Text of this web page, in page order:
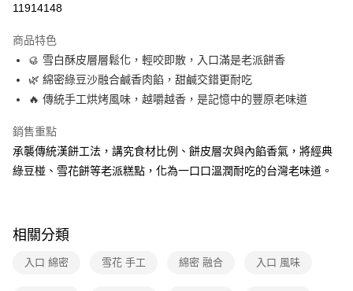
運送方式
本島宅配-活動商品
免運費
11914148
商品特色
🥮 雪白酥皮層層鬆化，輕咬即散，入口滿是老派餅香
🌿 綿密綠豆沙融合鹹香肉餡，甜鹹交錯更耐吃
🔥 傳統手工烘烤風味，越嚼越香，是記憶中的豐原老味道
銷售重點
承襲傳統漢餅工法，講究食材比例、餅皮層次與內餡香氣，將經典
綠豆椪、雪花餅等老派糕點，化為一口口溫潤耐吃的台灣老味道。
相關分類
入口 綿密 雪花 手工 綿密 融合 入口 風味